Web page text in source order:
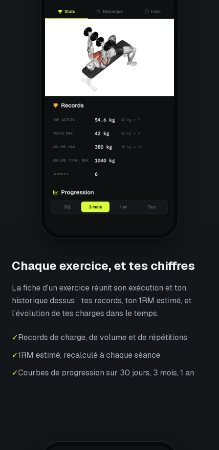
Chaque exercice, et tes chiffres
La fiche d’un exercice réunit son exécution et ton
historique dessus : tes records, ton 1RM estimé, et
l’évolution de tes charges dans le temps.
✓Records de charge, de volume et de répétitions
✓1RM estimé, recalculé à chaque séance
✓Courbes de progression sur 30 jours, 3 mois, 1 an